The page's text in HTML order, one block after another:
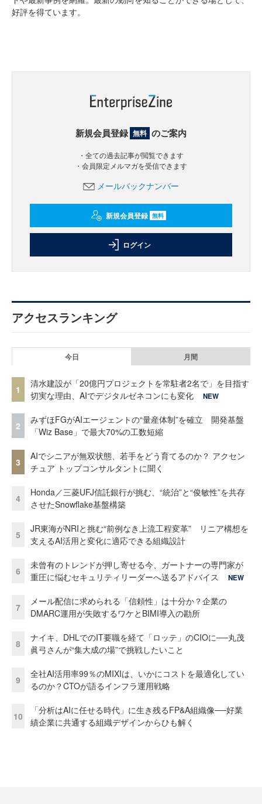
好評を得ています。
新規会員登録 無料 のご案内
・全ての過去記事が閲覧できます
・会員限定メルマガを受信できます
メールバックナンバー
新規会員登録 無料
ログイン
アクセスランキング
今日 月間
1
清水建設が「20億円プロジェクトを常駐者2名で」を目指す
切実な理由、AIでデジタルゼネコンにも変化
NEW
2
みずほFGがAIエージェントの“量産体制”を確立 開発基盤
「Wiz Base」で最大70%の工数短縮
3
AIでシニアが無双状態、若手をどう育てるのか？ アクセン
チュア トップコンサルタントに聞く
4
Honda／三菱UFJ信託銀行が挑む、“統治”と“俊敏性”を共存
させたSnowflake基盤構築
5
JR東海がNRIと挑む“前例なき上流工程変革” リニア構想を
支えるAI活用と変化に適応できる組織設計
6
未曾有のトレンドが押し寄せる今、ガートナーの専門家が
重圧に悩むセキュリティリーダーへ送るアドバイス
NEW
7
メール配信に求められる「信頼性」は十分か？企業の
DMARC運用が失敗するワケとBIMI導入の勘所
8
ナイキ、DHLでのIT要職を経て「ロッテ」のCIOに──丸茂
眞弓さんが“集大成の場”で挑戦したいこと
9
全社AI活用率99％のMIXIは、いかにコストを最適化してい
るのか？CTOが語るインフラ運用戦略
10
「分析はAIに任せる時代」に生き残るFP&A組織像──好業
績企業に共通する組織デザインからひも解く